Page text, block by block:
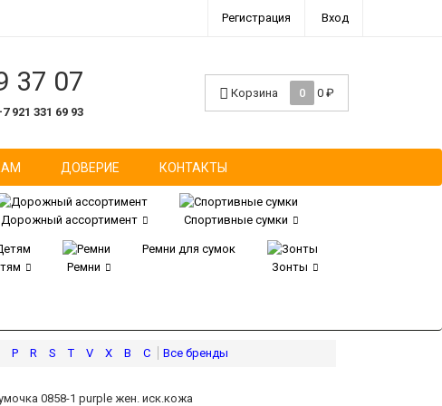
Регистрация Вход
37 07
921 331 69 93
Корзина 0 0 ₽
ДОВЕРИЕ КОНТАКТЫ
Дорожный ассортимент Спортивные сумки
Ремни
Ремни для сумок
Зонты
P R S T V X В С
0858-1 purple жен. иск.кожа